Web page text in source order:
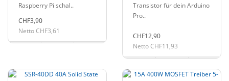
Raspberry Pi schal..
CHF3,90
Netto CHF3,61
Transistor für dein Arduino
Pro..
CHF12,90
Netto CHF11,93